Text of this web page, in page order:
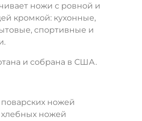
ножи с ровной и
кромкой: кухонные,
спортивные и
и собрана в США.
ножей
ножей